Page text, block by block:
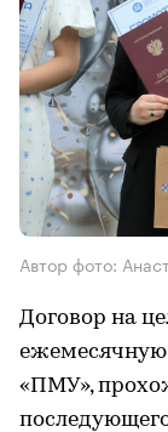
Автор фото:
Договор на
«ПМУ»,